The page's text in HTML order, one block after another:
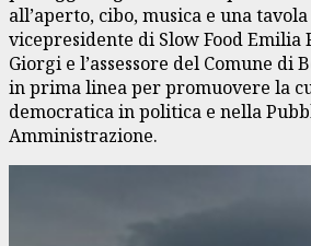
all’aperto, cibo, musica e una
vicepresidente di Slow Food Emilia
Giorgi e l’assessore del Comune di
in prima linea per promuovere la
democratica in politica e nella
Amministrazione.